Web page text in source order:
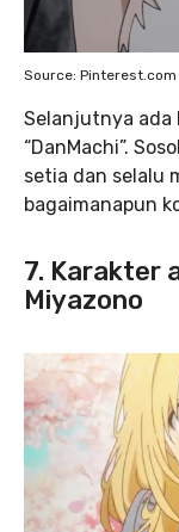
Source: Pinterest.com
Selanjutnya ada
“DanMachi”.
setia dan selalu
bagaimanapun
7. Karakter
Miyazono